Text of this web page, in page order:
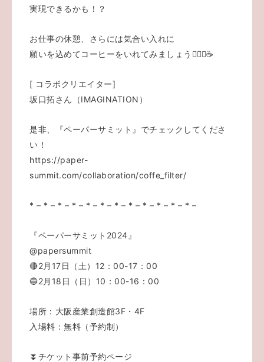
実現できるかも！？
お仕事の休憩、さらには気合い入れに
願いを込めてコーヒーをいれてみましょう💁🏼‍♀️☕
[ コラボクリエイター]
坂口拓さん（IMAGINATION）
是非、『ペーパーサミット』でチェックしてくださ
い！
https://paper-
summit.com/collaboration/coffe_filter/
* – * – * – * – * – * – * – * – * – * – * – * –
『ペーパーサミット2024』
@papersummit
🔴2月17日（土）12：00-17：00
🔵2月18日（日）10：00-16：00
場所：大阪産業創造館3F・4F
入場料：無料（予約制）
⏬チケット事前予約ページ